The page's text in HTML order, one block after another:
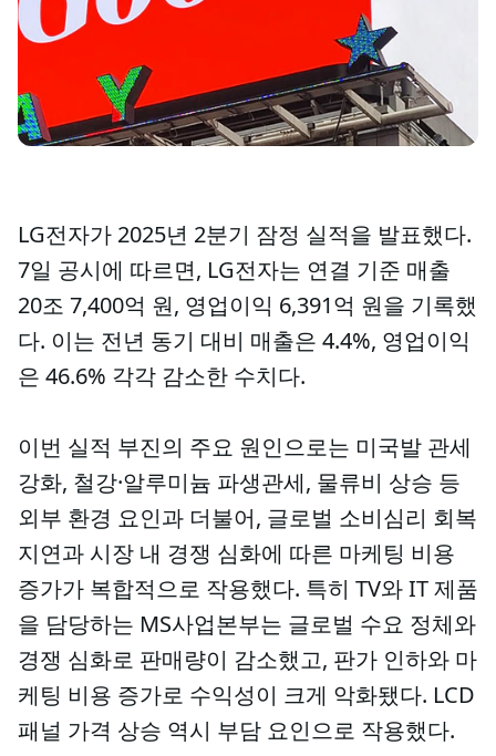
LG전자가 2025년 2분기 잠정 실적을 발표했다.
7일 공시에 따르면, LG전자는 연결 기준 매출
20조 7,400억 원, 영업이익 6,391억 원을 기록했
다. 이는 전년 동기 대비 매출은 4.4%, 영업이익
은 46.6% 각각 감소한 수치다.
이번 실적 부진의 주요 원인으로는 미국발 관세
강화, 철강·알루미늄 파생관세, 물류비 상승 등
외부 환경 요인과 더불어, 글로벌 소비심리 회복
지연과 시장 내 경쟁 심화에 따른 마케팅 비용
증가가 복합적으로 작용했다. 특히 TV와 IT 제품
을 담당하는 MS사업본부는 글로벌 수요 정체와
경쟁 심화로 판매량이 감소했고, 판가 인하와 마
케팅 비용 증가로 수익성이 크게 악화됐다. LCD
패널 가격 상승 역시 부담 요인으로 작용했다.